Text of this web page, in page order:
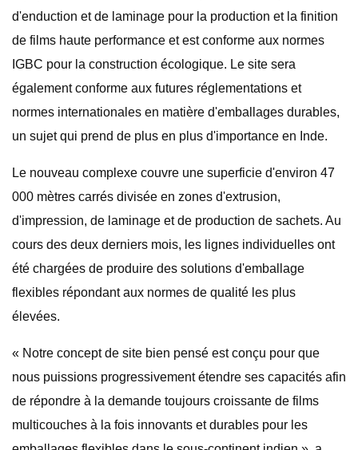
d'enduction et de laminage pour la production et la finition
de films haute performance et est conforme aux normes
IGBC pour la construction écologique. Le site sera
également conforme aux futures réglementations et
normes internationales en matière d'emballages durables,
un sujet qui prend de plus en plus d'importance en Inde.
Le nouveau complexe couvre une superficie d'environ 47
000 mètres carrés divisée en zones d'extrusion,
d'impression, de laminage et de production de sachets. Au
cours des deux derniers mois, les lignes individuelles ont
été chargées de produire des solutions d'emballage
flexibles répondant aux normes de qualité les plus
élevées.
« Notre concept de site bien pensé est conçu pour que
nous puissions progressivement étendre ses capacités afin
de répondre à la demande toujours croissante de films
multicouches à la fois innovants et durables pour les